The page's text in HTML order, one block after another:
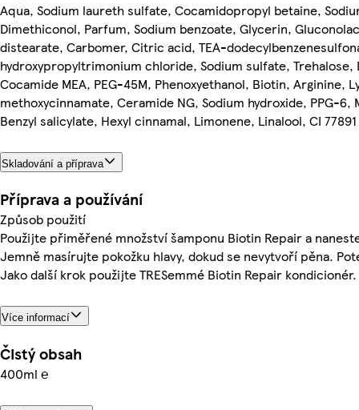
Aqua, Sodium laureth sulfate, Cocamidopropyl betaine,
Dimethiconol, Parfum, Sodium benzoate, Glycerin,
distearate, Carbomer, Citric acid, TEA-
hydroxypropyltrimonium chloride, Sodium sulfate, Trehalose,
Cocamide MEA, PEG-45M, Phenoxyethanol, Biotin, Arginine,
methoxycinnamate, Ceramide NG, Sodium hydroxide, PPG-6,
Benzyl salicylate, Hexyl cinnamal, Limonene, Linalool, CI 77891
Skladování a příprava
Příprava a používání
Způsob použití
Použijte přiměřené množství šamponu Biotin Repair a
Jemně masírujte pokožku hlavy, dokud se nevytvoří pěna.
Jako další krok použijte TRESemmé Biotin Repair kondicionér.
Více informací
Čistý obsah
400ml ℮